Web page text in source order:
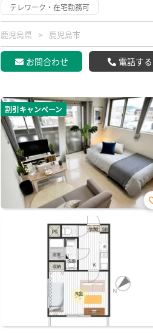
テレワーク・在宅勤務可
鹿児島県 鹿児島市
お問合わせ 電話する
割引キャンペーン